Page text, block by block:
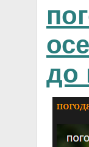
до